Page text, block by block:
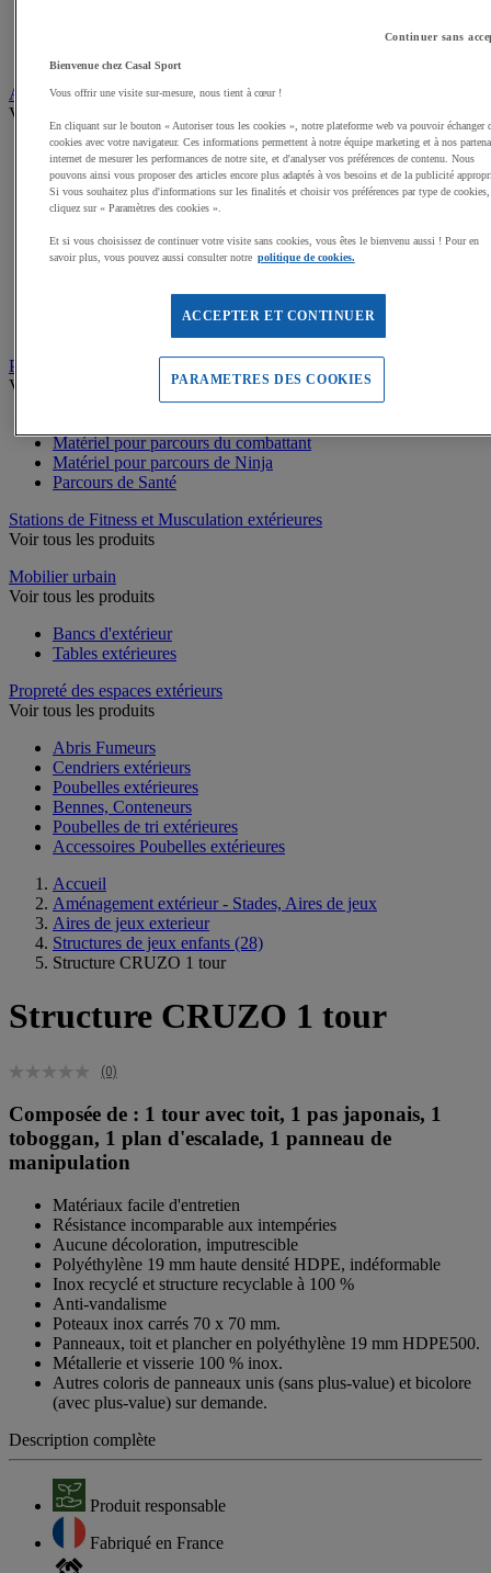
Traçeuses pour gazon
Aires de jeux exterieur
Voir tous les produits
Dalles amortissantes Jeux extérieurs
Jeux sur ressort
Balançoires
Cabanes
Panneaux d'informations
Structures de jeux enfants
Parcours sportif
Voir tous les produits
Matériel pour parcours du combattant
Matériel pour parcours de Ninja
Parcours de Santé
Stations de Fitness et Musculation extérieures
Voir tous les produits
Mobilier urbain
Voir tous les produits
Bancs d'extérieur
Tables extérieures
Propreté des espaces extérieurs
Voir tous les produits
Abris Fumeurs
Cendriers extérieurs
Poubelles extérieures
Bennes, Conteneurs
Poubelles de tri extérieures
Accessoires Poubelles extérieures
Accueil
Aménagement extérieur - Stades, Aires de jeux
Aires de jeux exterieur
Structures de jeux enfants (28)
Structure CRUZO 1 tour
Structure CRUZO 1 tour
(0)
Composée de : 1 tour avec toit, 1 pas japonais, 1
toboggan, 1 plan d'escalade, 1 panneau de
manipulation
Matériaux facile d'entretien
Résistance incomparable aux intempéries
Aucune décoloration, imputrescible
Polyéthylène 19 mm haute densité HDPE, indéformable
Inox recyclé et structure recyclable à 100 %
Anti-vandalisme
Poteaux inox carrés 70 x 70 mm.
Panneaux, toit et plancher en polyéthylène 19 mm HDPE500.
Métallerie et visserie 100 % inox.
Autres coloris de panneaux unis (sans plus-value) et bicolore
(avec plus-value) sur demande.
Description complète
Produit responsable
Fabriqué en France
Continuer sans
Bienvenue chez Casal Sport
Vous offrir une visite sur-mesure, nous tient à cœur !
En cliquant sur le bouton « Autoriser tous les cookies », notre plateforme web va pouvoir échanger
cookies avec votre navigateur. Ces informations permettent à notre équipe marketing et à nos
internet de mesurer les performances de notre site, et d'analyser vos préférences de contenu. Nous
pouvons ainsi vous proposer des articles encore plus adaptés à vos besoins et de la publicité
Si vous souhaitez plus d'informations sur les finalités et choisir vos préférences par type de cookies,
cliquez sur « Paramètres des cookies ».
Et si vous choisissez de continuer votre visite sans cookies, vous êtes le bienvenu aussi ! Pour en
savoir plus, vous pouvez aussi consulter notre politique de cookies.
ACCEPTER ET CONTINUER
PARAMETRES DES COOKIES